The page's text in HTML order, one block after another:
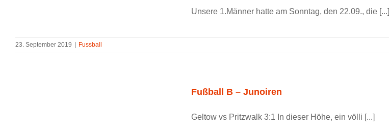
Unsere 1.Männer hatte am Sonntag, den 22.09., die [...]
23. September 2019 Fussball
Fußball B – Junoiren
Geltow vs Pritzwalk 3:1 In dieser Höhe, ein völli [...]